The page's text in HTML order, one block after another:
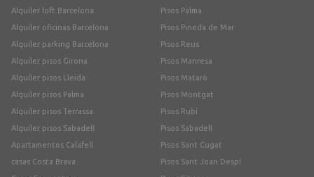
Alquiler loft Barcelona
Alquiler oficinas Barcelona
Alquiler parking Barcelona
Alquiler pisos Girona
Alquiler pisos Lleida
Alquiler pisos Palma
Alquiler pisos Terrassa
Alquiler pisos Sabadell
Apartamentos Calafell
casas Costa Brava
Pisos Palma
Pisos Pineda de Mar
Pisos Reus
Pisos Manresa
Pisos Mataró
Pisos Montgat
Pisos Rubí
Pisos Sabadell
Pisos Sant Cugat
Pisos Sant Joan Despí